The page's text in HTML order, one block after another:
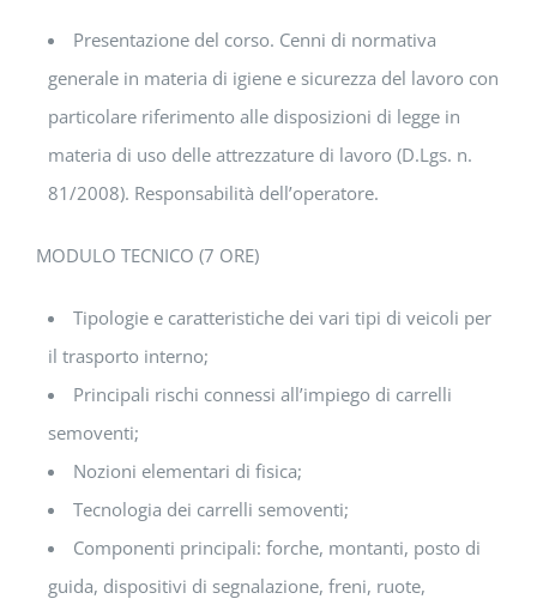
Presentazione del corso. Cenni di normativa
generale in materia di igiene e sicurezza del lavoro con
particolare riferimento alle disposizioni di legge in
materia di uso delle attrezzature di lavoro (D.Lgs. n.
81/2008). Responsabilità dell’operatore.
MODULO TECNICO (7 ORE)
Tipologie e caratteristiche dei vari tipi di veicoli per
il trasporto interno;
Principali rischi connessi all’impiego di carrelli
semoventi;
Nozioni elementari di fisica;
Tecnologia dei carrelli semoventi;
Componenti principali: forche, montanti, posto di
guida, dispositivi di segnalazione, freni, ruote,